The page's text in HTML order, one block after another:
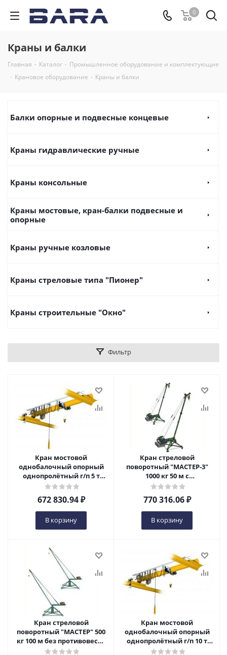
0
Краны и балки
Главная - Каталог - Промышленное оборудование и комплектующие
- Крановое оборудование - Краны и балки
Балки опорные и подвесные концевые
Краны гидравлические ручные
Краны консольные
Краны мостовые, кран-балки подвесные и
опорные
Краны ручные козловые
Краны стреловые типа "Пионер"
Краны строительные "Окно"
Фильтр
Кран мостовой
однобалочный опорный
однопролётный г/п 5 т
пролет 16,5 м в Ижевске
672 830.94₽
В корзину
Кран стреловой
поворотный "МАСТЕР-3"
1000 кг 50 м с
противовесами и
колесами в Ижевске
770 316.06₽
В корзину
Кран стреловой
поворотный "МАСТЕР" 500
кг 100 м без противовесов
в Ижевске
Кран мостовой
однобалочный опорный
однопролётный г/п 10 т
пролет 6,0 м в Ижевске